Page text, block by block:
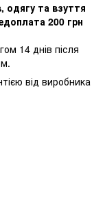
одягу та взуття
200 грн
14 днів після
від виробника